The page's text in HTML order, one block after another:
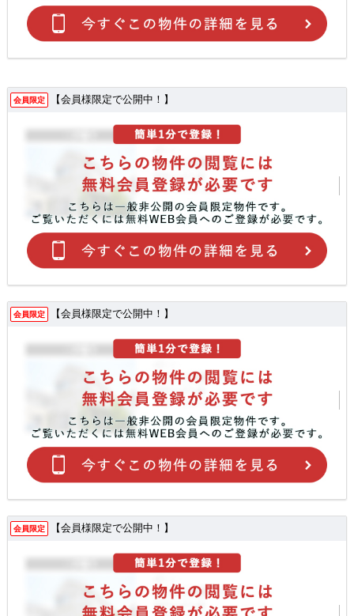
会員限定 【会員様限定で公開中！】
会員限定 【会員様限定で公開中！】
会員限定 【会員様限定で公開中！】